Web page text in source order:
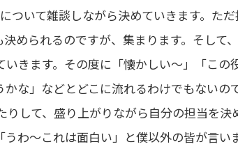
ついて雑談しながら決めていきます。た
められるのですが、集まります。そして、
きます。その度に「懐かしい〜」「この
な」などとどこに流れるわけでもないの
して、盛り上がりながら自分の担当を決
わ〜これは面白い」と僕以外の皆が言い